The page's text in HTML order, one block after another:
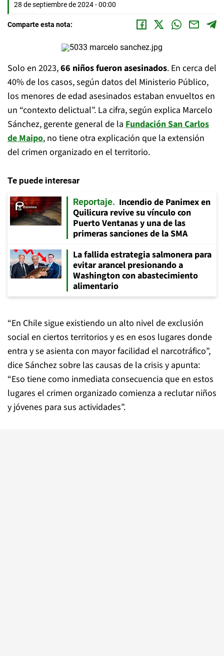
28 de septiembre de 2024 - 00:00
Comparte esta nota:
Solo en 2023,66 niños fueron asesinados. En cerca del
40% de los casos, según datos del Ministerio Público,
los menores de edad asesinados estaban envueltos en
un “contexto delictual”. La cifra, según explica Marcelo
Sánchez, gerente general de la Fundación San Carlos
de Maipo, no tiene otra explicación que la extensión
del crimen organizado en el territorio.
Te puede interesar
Reportaje
Incendio de Panimex en
Quilicura revive su vínculo con
Puerto Ventanas y una de las
primeras sanciones de la SMA
La fallida estrategia salmonera para
evitar arancel presionando a
Washington con abastecimiento
alimentario
“En Chile sigue existiendo un alto nivel de exclusión
social en ciertos territorios y es en esos lugares donde
entra y se asienta con mayor facilidad el narcotráfico”,
dice Sánchez sobre las causas de la crisis y apunta:
“Eso tiene como inmediata consecuencia que en estos
lugares el crimen organizado comienza a reclutar niños
y jóvenes para sus actividades”.